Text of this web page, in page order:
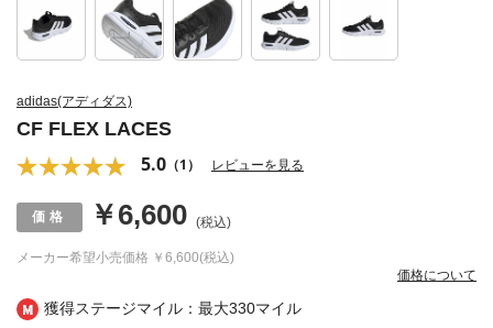
獲得ステージマイル：最大330マイル
adidas(アディダス)
CF FLEX LACES
5.0 （1） レビューを見る
メーカー希望小売価格 ￥6,600(税込)
￥6,600 (税込)
価格について